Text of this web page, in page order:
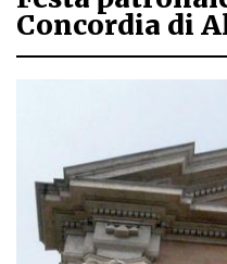
Concordia di